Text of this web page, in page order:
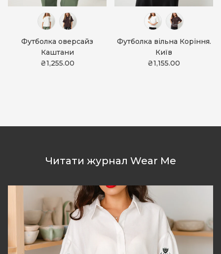
Футболка оверсайз
Каштани
₴1,255.00
Футболка вільна Коріння.
Київ
₴1,155.00
Читати журнал Wear Me